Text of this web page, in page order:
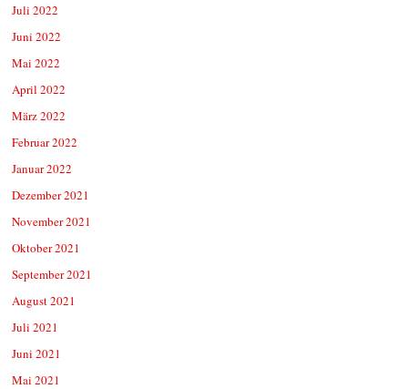
Juli 2022
Juni 2022
Mai 2022
April 2022
März 2022
Februar 2022
Januar 2022
Dezember 2021
November 2021
Oktober 2021
September 2021
August 2021
Juli 2021
Juni 2021
Mai 2021